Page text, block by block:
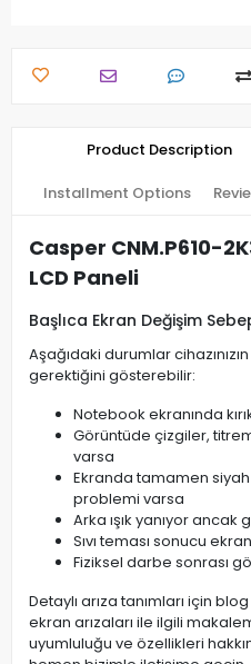
Product Description
Installment Options
Casper CNM.P610-
LCD Paneli
Başlıca Ekran Değişim
Aşağıdaki durumlar
gerektiğini gösterebilir:
Notebook ekranında
Görüntüde çizgiler,
varsa
Ekranda tamamen
problemi varsa
Arka ışık yanıyor
Sıvı teması sonucu
Fiziksel darbe sonrası
Detaylı arıza tanımları için
ekran arızaları ile ilgili
uyumluluğu ve özellikleri